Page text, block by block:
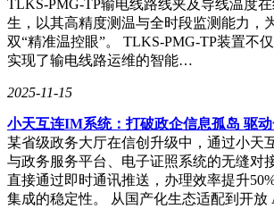
TLKS-PMG-TP输电线路线夹及导线温度
生，以其高精度测温与全时段监测能力，
双“精准温控眼”。 TLKS-PMG-TP装置不
实现了输电线路运维的智能…
2025-11-15
小天互连IM系统：打破政企信息孤岛 驱
某省级政务大厅在信创升级中，通过小天
与政务服务平台、电子证照系统的无缝对
直接通过即时通讯推送，办理效率提升
集成的稳定性。 从国产化生态适配到开